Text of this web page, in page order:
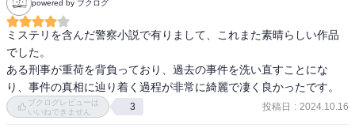
られたくない部分にも、土足で足を踏み入れなければならない。ど
れだけ心を無にして職務にあたっても、過去の痣がずっと残り続け
ることもあるでしょう。
冷静でありながらも、責任感と職人魂は忘れない。 やり甲斐のある
職業だとは思いつつ、とてもじゃないが自分には全うする自信がな
いなぁ
新事実など出てくるはずもないと一人で動いたていた松野が、暴き
だした真相とは…。
松野の抱える葛藤と真実を知ろうとする行動にページを捲る手が止
まらなくなる。
警察内での様子も隠蔽か…と思ったが、松野の娘・莉帆の強さと父
を思う気持ちが真実まで辿りついたのかもしれない。
powered by ブクログ
ミステリを含んだ警察小説で有りまして、これまた素晴らしい作品
でした。
ある刑事が重荷を背負っており、過去の事件を洗い直すことにな
り、事件の真相に辿り着く過程が非常に綺麗で凄く良かったです。
ブクログレビューは
いいねできません
3 投稿日 : 2024.10.16